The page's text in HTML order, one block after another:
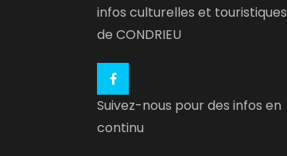
infos culturelles et touristiques
de CONDRIEU
Suivez-nous pour des infos en
continu